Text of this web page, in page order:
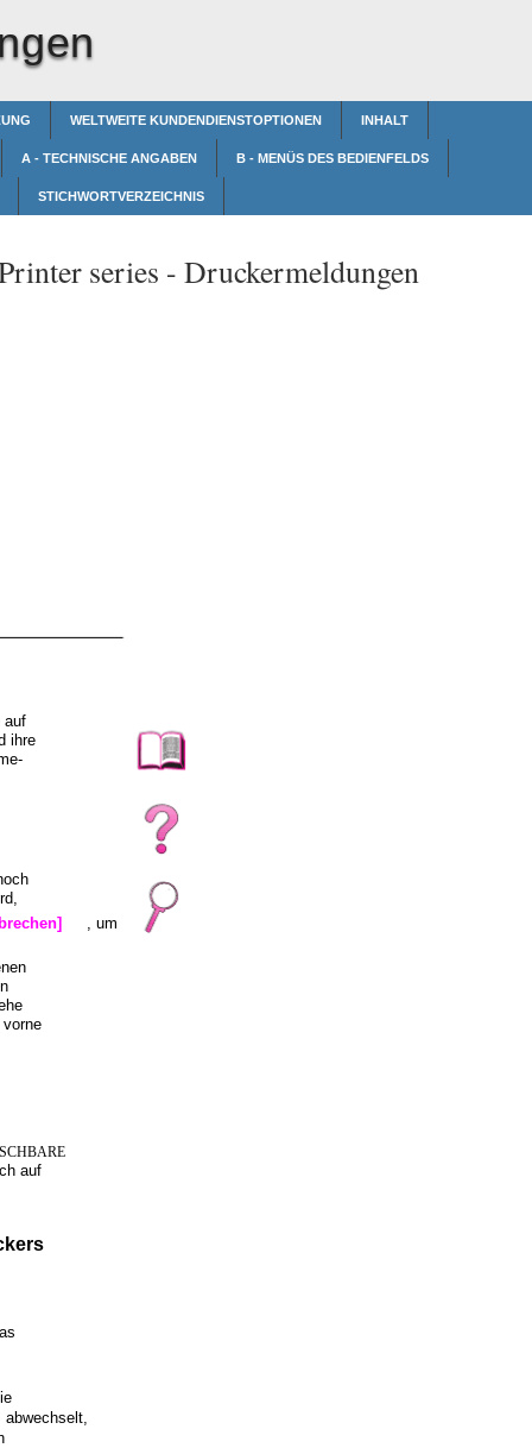
WELTWEITE KUNDENDIENSTOPTIONEN INHALT
A - TECHNISCHE ANGABEN B - MENÜS DES BEDIENFELDS
STICHWORTVERZEICHNIS
series - Druckermeldungen
auf
ihre
, um
vorne
auf
abwechselt,